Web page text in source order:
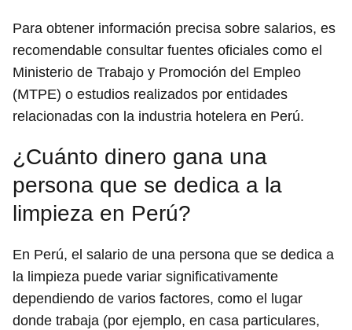
Para obtener información precisa sobre salarios, es
recomendable consultar fuentes oficiales como el
Ministerio de Trabajo y Promoción del Empleo
(MTPE) o estudios realizados por entidades
relacionadas con la industria hotelera en Perú.
¿Cuánto dinero gana una
persona que se dedica a la
limpieza en Perú?
En Perú, el salario de una persona que se dedica a
la limpieza puede variar significativamente
dependiendo de varios factores, como el lugar
donde trabaja (por ejemplo, en casa particulares,